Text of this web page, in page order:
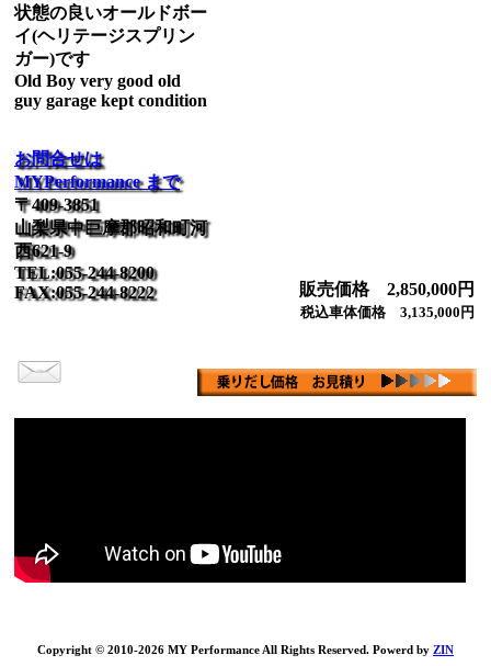
状態の良いオールドボー
イ(ヘリテージスプリン
ガー)です
Old Boy very good old
guy garage kept condition
お問合せは
MYPerformance まで
〒409-3851
山梨県中巨摩郡昭和町河
西621-9
TEL:055-244-8200
FAX:055-244-8222
販売価格 2,850,000円
税込車体価格 3,135,000円
Copyright © 2010-2026 MY Performance All Rights Reserved. Powerd by ZIN